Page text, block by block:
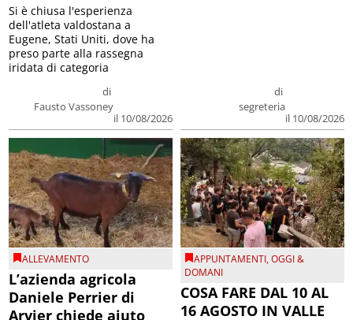
di
Fausto Vassoney
il 10/08/2026
Si è chiusa l'esperienza
dell'atleta valdostana a
Eugene, Stati Uniti, dove ha
preso parte alla rassegna
iridata di categoria
di
segreteria
il 10/08/2026
ALLEVAMENTO
L’azienda agricola
Daniele Perrier di
Arvier chiede aiuto
APPUNTAMENTI,OGGI &
DOMANI
COSA FARE DAL 10 AL
16 AGOSTO IN VALLE